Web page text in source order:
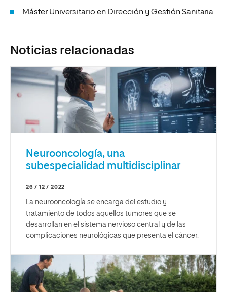
Máster Universitario en Dirección y Gestión Sanitaria
Noticias relacionadas
Neurooncología, una
subespecialidad multidisciplinar
26 / 12 / 2022
La neurooncología se encarga del estudio y
tratamiento de todos aquellos tumores que se
desarrollan en el sistema nervioso central y de las
complicaciones neurológicas que presenta el cáncer.